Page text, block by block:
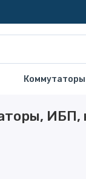
Коммутаторы
ИБП,